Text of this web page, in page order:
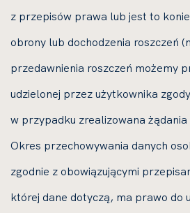
z przepisów prawa lub jest to
obrony lub dochodzenia roszczeń
przedawnienia roszczeń możemy
udzielonej przez użytkownika
w przypadku zrealizowana żądania
Okres przechowywania danych
zgodnie z obowiązującymi
której dane dotyczą, ma prawo do